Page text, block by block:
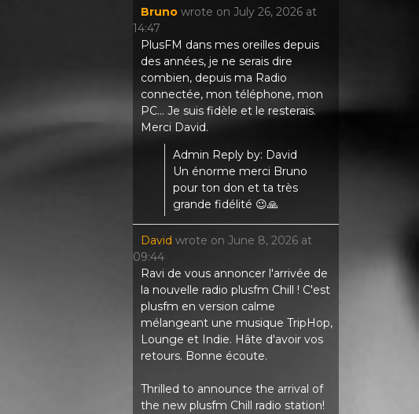
Bruno wrote on July 26, 2026 at
14:47
PlusFM dans mes oreilles depuis
des années, je ne serais dire
combien, depuis ma Radio
connectée, mon téléphone, mon
PC... Je suis fidèle et le resterais.
Merci David.
Admin Reply by: David
Un énorme merci Bruno
pour ton don et ta très
grande fidélité 😉🙏
David wrote on June 8, 2026 at
09:44
Ravi de vous annoncer l'arrivée de
la nouvelle radio plusfm Chill ! C'est
plusfm en version calme
mélangeant une musique TripHop,
Lounge et Indie. Hâte d'avoir vos
retours. Bonne écoute.
Thrilled to announce the arrival of
the new plusfm Chill radio station!